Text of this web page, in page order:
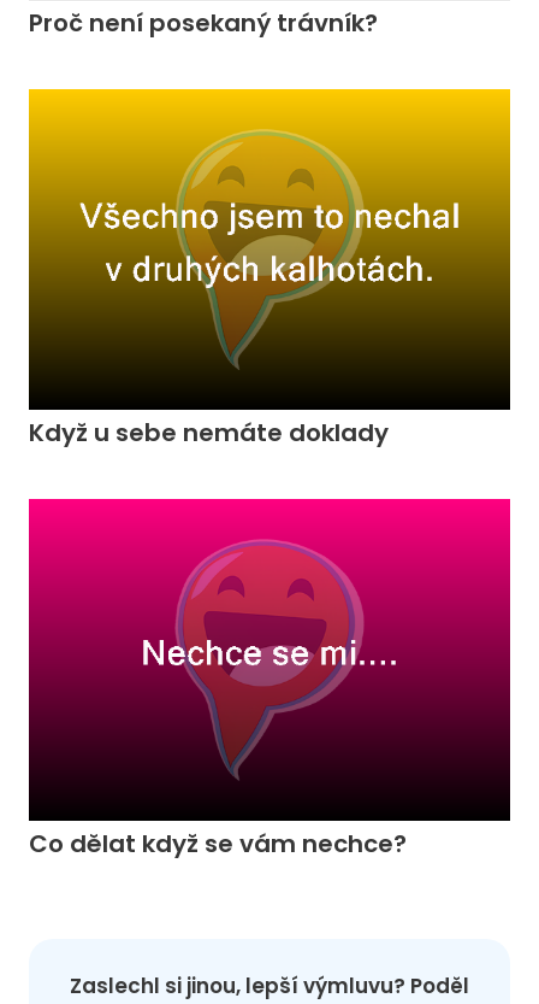
Proč není posekaný trávník?
Když u sebe nemáte doklady
Co dělat když se vám nechce?
Zaslechl si jinou, lepší výmluvu? Poděl